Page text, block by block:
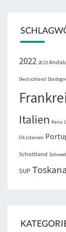
2022 2023
Deutschland
Italien Kanu
Okzitanien
Schottland
SUP Toskana